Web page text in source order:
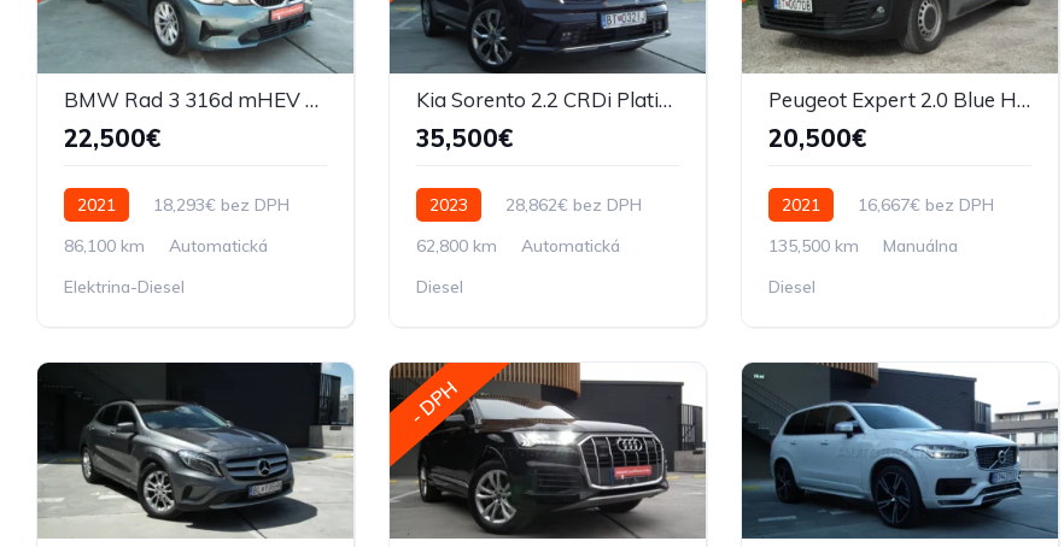
BMW Rad 3 316d mHEV A/T, 90 kW, 2021
22,500€
2021
18,293€ bez DPH
86,100 km
Automatická
Elektrina-Diesel
Kia Sorento 2.2 CRDi Platinum
35,500€
2023
28,862€ bez DPH
62,800 km
Automatická
Diesel
Peugeot Expert 2.0 Blue HDi XL 6 miiest M6
20,500€
2021
16,667€ bez DPH
135,500 km
Manuálna
Diesel
- DPH